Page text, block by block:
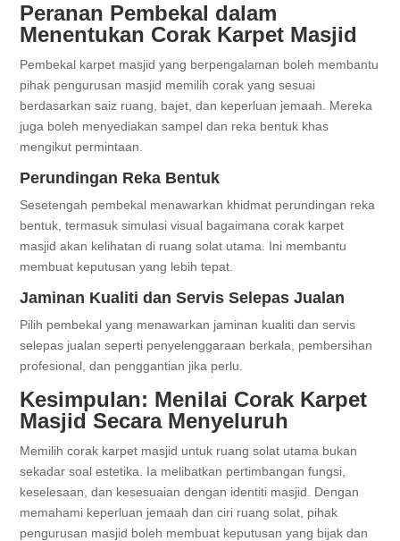
Peranan Pembekal dalam
Menentukan Corak Karpet Masjid
Pembekal karpet masjid yang berpengalaman boleh membantu
pihak pengurusan masjid memilih corak yang sesuai
berdasarkan saiz ruang, bajet, dan keperluan jemaah. Mereka
juga boleh menyediakan sampel dan reka bentuk khas
mengikut permintaan.
Perundingan Reka Bentuk
Sesetengah pembekal menawarkan khidmat perundingan reka
bentuk, termasuk simulasi visual bagaimana corak karpet
masjid akan kelihatan di ruang solat utama. Ini membantu
membuat keputusan yang lebih tepat.
Jaminan Kualiti dan Servis Selepas Jualan
Pilih pembekal yang menawarkan jaminan kualiti dan servis
selepas jualan seperti penyelenggaraan berkala, pembersihan
profesional, dan penggantian jika perlu.
Kesimpulan: Menilai Corak Karpet
Masjid Secara Menyeluruh
Memilih corak karpet masjid untuk ruang solat utama bukan
sekadar soal estetika. Ia melibatkan pertimbangan fungsi,
keselesaan, dan kesesuaian dengan identiti masjid. Dengan
memahami keperluan jemaah dan ciri ruang solat, pihak
pengurusan masjid boleh membuat keputusan yang bijak dan